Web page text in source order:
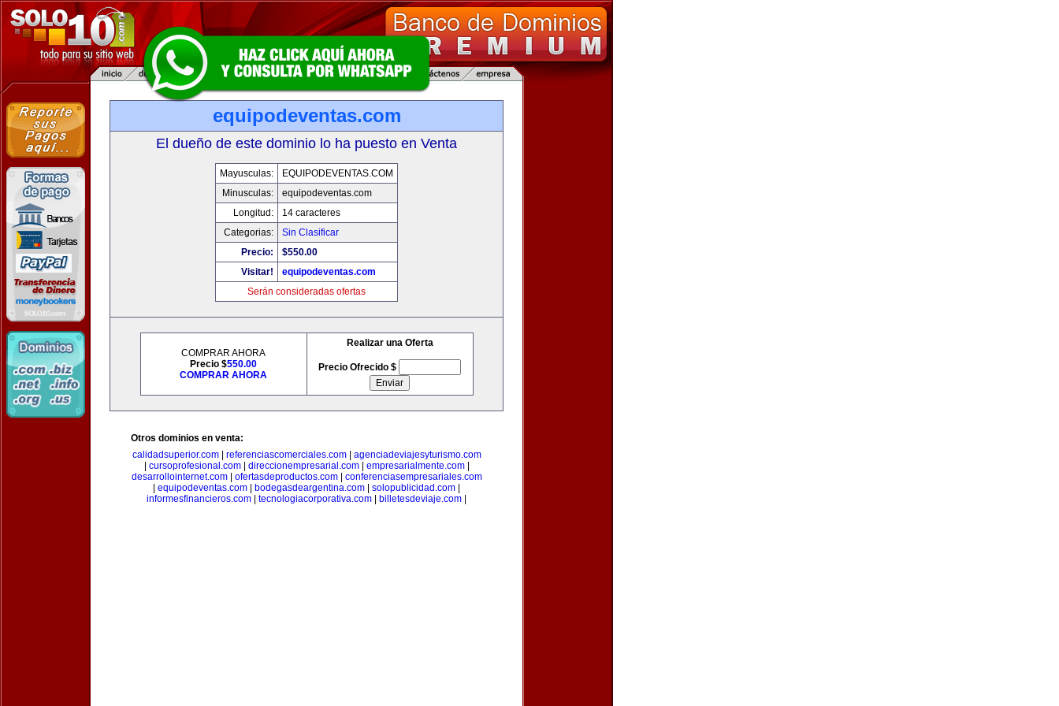
equipodeventas.com
El dueño de este dominio lo ha puesto en Venta
Mayusculas:
EQUIPODEVENTAS.COM
Minusculas:
equipodeventas.com
Longitud:
14 caracteres
Categorias:
Sin Clasificar
Precio:
$550.00
Visitar!
equipodeventas.com
Serán consideradas ofertas
COMPRAR AHORA
Precio $550.00
COMPRAR AHORA
Realizar una Oferta
Precio Ofrecido $
Otros dominios en venta:
calidadsuperior.com| referenciascomerciales.com| agenciadeviajesyturismo.com
cursoprofesional.com| direccionempresarial.com| empresarialmente.com|
desarrollointernet.com| ofertasdeproductos.com| conferenciasempresariales.com
equipodeventas.com bodegasdeargentina.com solopublicidad.com
informesfinancieros.com
tecnologiacorporativa.com billetesdeviaje.com